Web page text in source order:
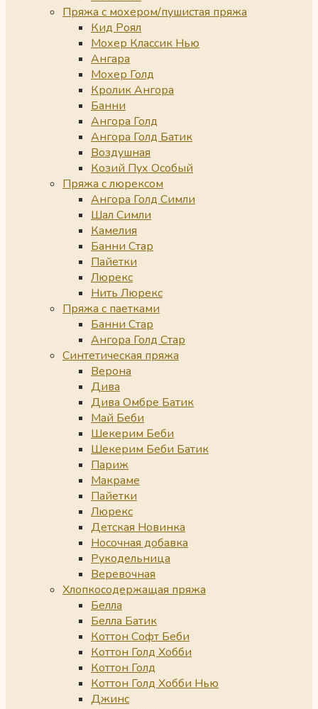
Пряжа с мохером/пушистая пряжа
Кид Роял
Мохер Классик Нью
Ангара
Мохер Голд
Кролик Ангора
Банни
Ангора Голд
Ангора Голд Батик
Воздушная
Козий Пух Особый
Пряжа с люрексом
Ангора Голд Симли
Шал Симли
Камелия
Банни Стар
Пайетки
Люрекс
Нить Люрекс
Пряжа с паетками
Банни Стар
Ангора Голд Стар
Синтетическая пряжа
Верона
Дива
Дива Омбре Батик
Май Беби
Шекерим Беби
Шекерим Беби Батик
Париж
Макраме
Пайетки
Люрекс
Детская Новинка
Носочная добавка
Рукодельница
Веревочная
Хлопкосодержащая пряжа
Белла
Белла Батик
Коттон Софт Беби
Коттон Голд Хобби
Коттон Голд
Коттон Голд Хобби Нью
Джинс